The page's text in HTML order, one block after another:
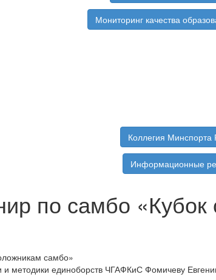
Мониторинг качества
Коллегия Минспорта
Информационные
по самбо
методики единоборств ЧГАФКиС Фомичеву